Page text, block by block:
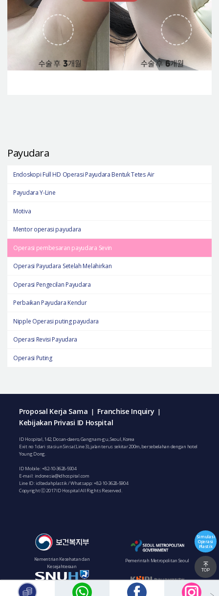
Payudara
Endoskopi Full HD Operasi Payudara Bentuk Tetes Air
Payudara Y-Line
Motiva
Mentor operasi payudara
Operasi pembesaran payudara Sevin
Operasi Payudara Setelah Melahirkan
Operasi Pengecilan Payudara
Perbaikan Payudara Kendur
Nipple Operasi puting payudara
Operasi Revisi Payudara
Operasi Puting
Proposal Kerja Sama | Franchise Inquiry |
Kebijakan Privasi ID Hospital
ID Hospital, 142, Dosan-daero, Gangnam-gu, Seoul, Korea
Exit no 1 dari stasiun Sinsa (Line 3), jalan terus sekitar 200m, bersebelahan dengan hotel
Young Dong.
ID Mobile :+82-10-3628-5904
E-mail: indonesia@idhospital.com
Line ID: idbedahplastik / Whatsapp:+82-10-3628-5904
Copyright ⓒ 2017 ID Hospital All Rights Reserved.
Kementrian Kesehatan dan
Kesejahteraan
Pemerintah Metropolitan Seoul
Institut Pengembangan Industri
Simulasi
Operasi
Plastik
TOP